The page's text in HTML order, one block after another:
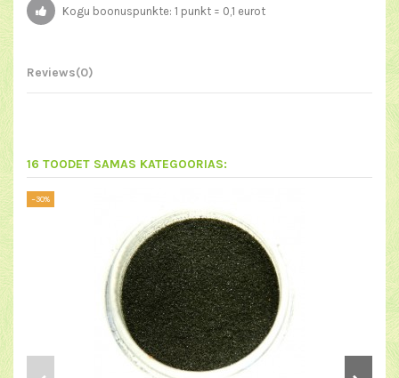
Kogu boonuspunkte: 1 punkt = 0,1 eurot
Reviews(0)
16 TOODET SAMAS KATEGOORIAS:
−30%